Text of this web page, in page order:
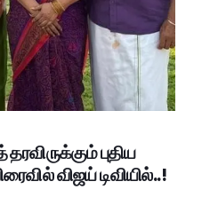
புதிய
விஜய் டிவியில்..!